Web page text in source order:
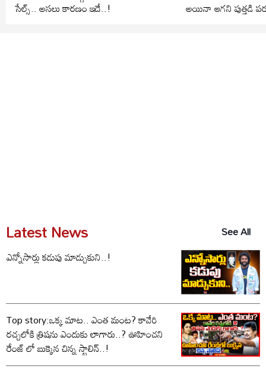
సేల్స్.. అసలు కారణం ఇదే..! అయినా ఆగని పుత్తడి
Latest News
See All
ఎన్నోసార్లు కడుపు మాడ్చుకుని..!
Top story:ఒక్క మాట.. ఎంత మంట? కావేరి
రచ్చలోకి త్రిషను ఎందుకు లాగారు..? ఊహించని
రేంజ్ లో బుక్కైన చిన్న స్టాలిన్..!